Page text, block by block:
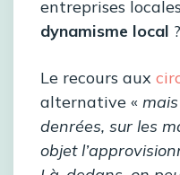
entreprises
dynamisme local ?
Le recours aux
alternative «
denrées, sur les
objet